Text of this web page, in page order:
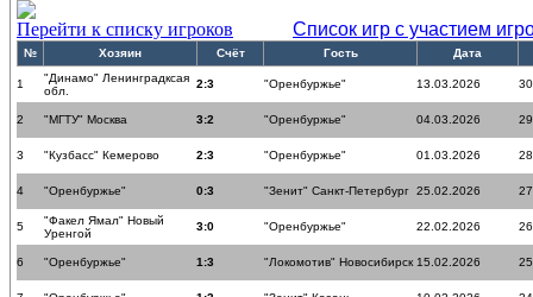
Перейти к списку игроков
Список игр с участием
№ Хозяин Счёт Гость Дата
1
"Динамо" Ленинградксая
обл.
2:3 "Оренбуржье" 13.03.2026
2 "МГТУ" Москва 3:2 "Оренбуржье" 04.03.2026
3 "Кузбасс" Кемерово 2:3 "Оренбуржье" 01.03.2026
4 "Оренбуржье" 0:3 "Зенит" Санкт-Петербург 25.02.2026
5
"Факел Ямал" Новый
Уренгой
3:0 "Оренбуржье" 22.02.2026
6 "Оренбуржье" 1:3 "Локомотив" Новосибирск 15.02.2026